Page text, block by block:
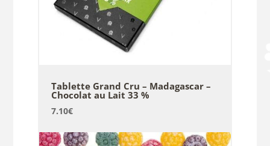
Tablette Grand Cru – Madagascar –
Chocolat au Lait 33 %
7.10€